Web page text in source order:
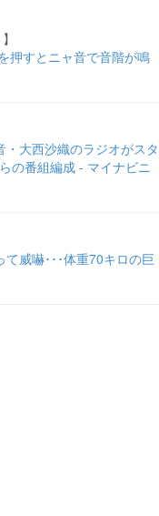
押すとニャ音で音階が鳴
・大西沙織のラジオがスタ
の番組編成 - マイナビニ
威嚇･･･体重70キロの巨